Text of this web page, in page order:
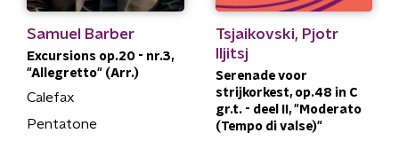
Samuel Barber
Excursions op.20 - nr.3,
"Allegretto" (Arr.)
Calefax
Pentatone
Tsjaikovski, Pjotr
Iljitsj
Serenade voor
strijkorkest, op.48 in C
gr.t. - deel II, "Moderato
(Tempo di valse)"